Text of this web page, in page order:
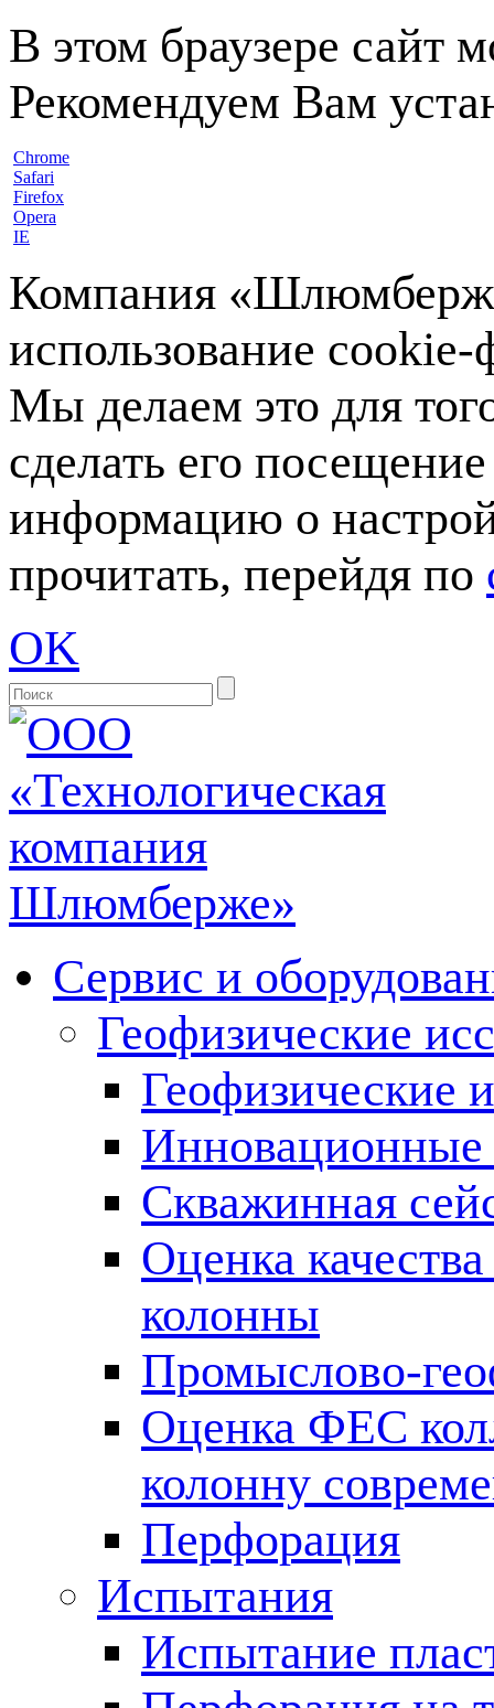
В этом браузере сайт
Рекомендуем Вам
Chrome
Safari
Firefox
Opera
IE
Компания
использование
Мы делаем это для
сделать его
информацию о
прочитать, перейдя по
OK
Сервис и
Геофизические
Геофизические
Инновационные
Скважинная
Оценка
колонны
Промыслово-
Оценка ФЕС
колонну
Перфорация
Испытания
Испытание